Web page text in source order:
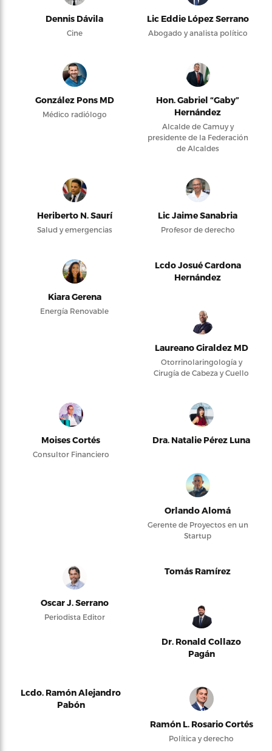
Dennis Dávila
Cine
Lic Eddie López Serrano
Abogado y analista político
González Pons MD
Médico radiólogo
Hon. Gabriel “Gaby”
Hernández
Alcalde de Camuy y
presidente de la Federación
de Alcaldes
Heriberto N. Saurí
Salud y emergencias
Lic Jaime Sanabria
Profesor de derecho
Kiara Gerena
Energía Renovable
Lcdo Josué Cardona
Hernández
Laureano Giraldez MD
Otorrinolaringología y
Cirugía de Cabeza y Cuello
Moises Cortés
Consultor Financiero
Dra. Natalie Pérez Luna
Orlando Alomá
Gerente de Proyectos en un
Startup
Oscar J. Serrano
Periodista Editor
Tomás Ramírez
Dr. Ronald Collazo
Pagán
Lcdo. Ramón Alejandro
Pabón
Ramón L. Rosario Cortés
Política y derecho